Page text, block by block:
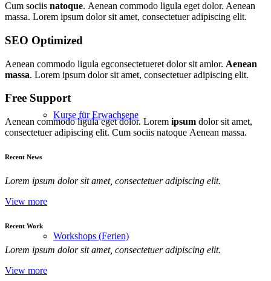
Kurse für Erwachsene
Workshops (Ferien)
Cum sociis natoque. Aenean commodo ligula eget dolor. Aenean
massa. Lorem ipsum dolor sit amet, consectetuer adipiscing elit.
SEO Optimized
Aenean commodo ligula egconsectetueret dolor sit amlor. Aenean
massa. Lorem ipsum dolor sit amet, consectetuer adipiscing elit.
Free Support
Aenean commodo ligula eget dolor. Lorem ipsum dolor sit amet,
consectetuer adipiscing elit. Cum sociis natoque Aenean massa.
Recent News
Lorem ipsum dolor sit amet, consectetuer adipiscing elit.
View more
Recent Work
Lorem ipsum dolor sit amet, consectetuer adipiscing elit.
View more